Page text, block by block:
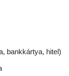
bankkártya, hitel)